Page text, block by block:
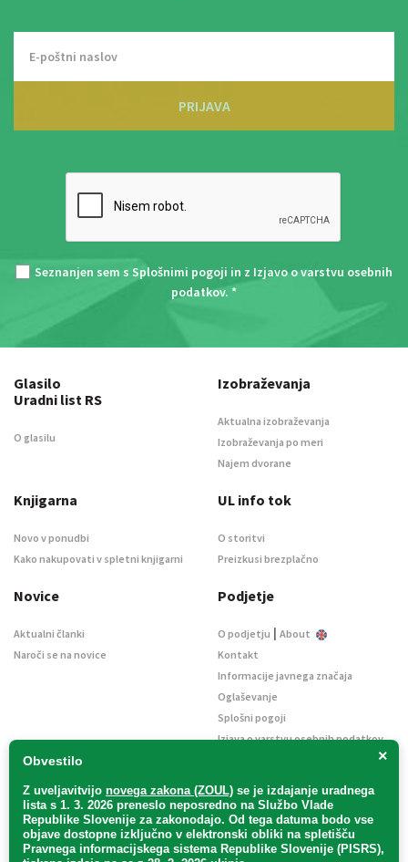
PRIJAVA
Seznanjen sem s Splošnimi pogoji in z Izjavo o varstvu osebnih
podatkov. *
×
Obvestilo
Z uveljavitvijo novega zakona (ZOUL) se je izdajanje uradnega
lista s 1. 3. 2026 preneslo neposredno na Službo Vlade
Republike Slovenije za zakonodajo. Od tega datuma bodo vse
objave dostopne izključno v elektronski obliki na spletišču
Pravnega informacijskega sistema Republike Slovenije (PISRS),
Glasilo
Uradni list RS
O glasilu
Izobraževanja
Aktualna izobraževanja
Izobraževanja po meri
Najem dvorane
Knjigarna
Novo v ponudbi
Kako nakupovati v spletni knjigarni
UL info tok
O storitvi
Preizkusi brezplačno
Novice
Aktualni članki
Naroči se na novice
Podjetje
O podjetju | About
Kontakt
Informacije javnega značaja
Oglaševanje
Splošni pogoji
Izjava o varstvu osebnih podatkov
Uradni list d. o. o. – v likvidaciji / Vse pravice pridržane.